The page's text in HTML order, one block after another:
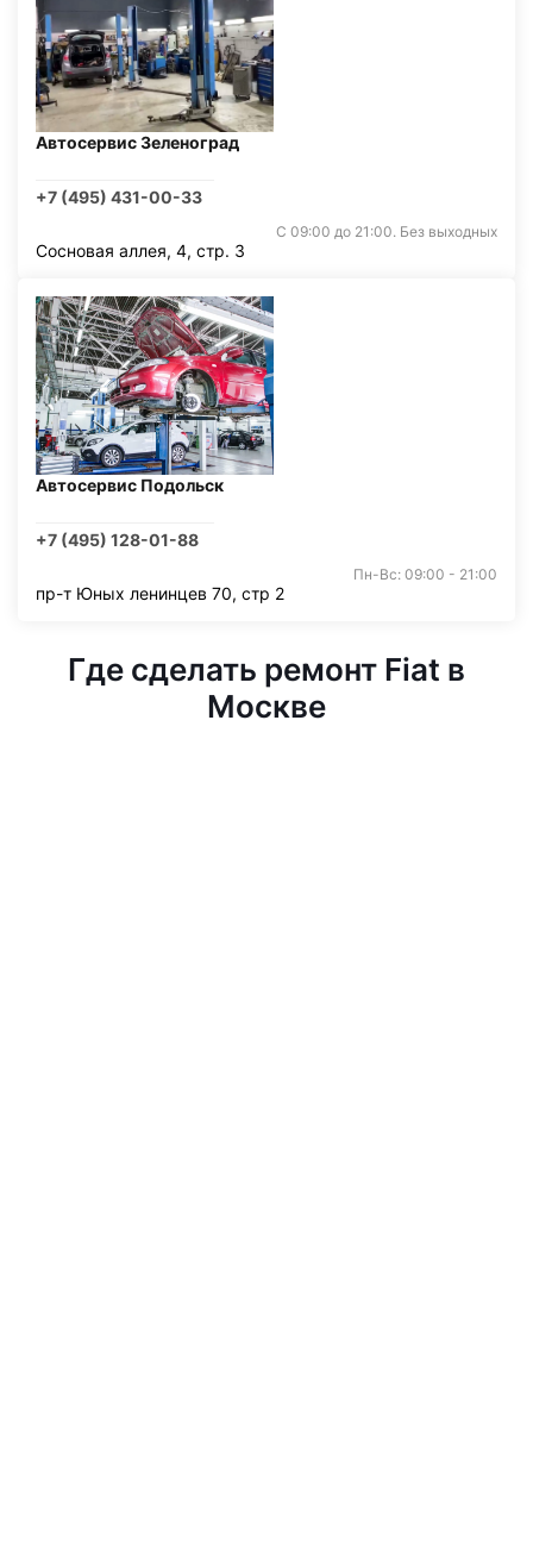
Автосервис Зеленоград
+7 (495) 431-00-33
С 09:00 до 21:00. Без выходных
Сосновая аллея, 4, стр. 3
Автосервис Подольск
+7 (495) 128-01-88
Пн-Вс: 09:00 - 21:00
пр-т Юных ленинцев 70, стр 2
Где сделать ремонт Fiat в
Москве